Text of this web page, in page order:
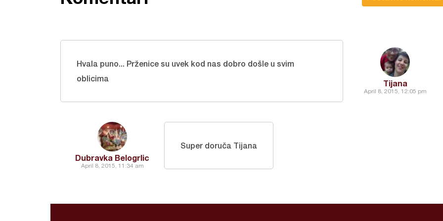
Tijana
April 8, 2015, 12:05 pm
Hvala puno... Prženice su uvek kod nas dobro došle u svim
oblicima
Dubravka Belogrlic
April 8, 2015, 11:34 am
Super doruča Tijana